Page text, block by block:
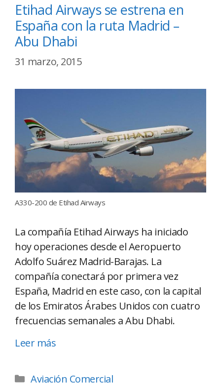
Etihad Airways se estrena en
España con la ruta Madrid –
Abu Dhabi
31 marzo, 2015
A330-200 de Etihad Airways
La compañía Etihad Airways ha iniciado
hoy operaciones desde el Aeropuerto
Adolfo Suárez Madrid-Barajas. La
compañía conectará por primera vez
España, Madrid en este caso, con la capital
de los Emiratos Árabes Unidos con cuatro
frecuencias semanales a Abu Dhabi.
Leer más
Aviación Comercial